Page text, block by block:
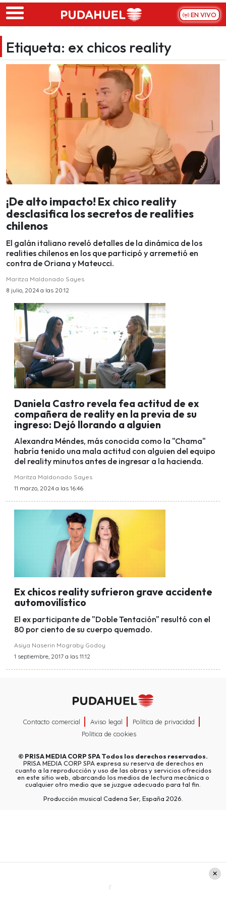
Skip to main content
EN VIVO
Etiqueta: ex chicos reality
¡De alto impacto! Ex chico reality
desclasifica los secretos de realities
chilenos
El galán italiano reveló detalles de la dinámica de los
realities chilenos en los que participó y arremetió en
contra de Oriana y Mateucci.
Maritza Maldonado Sayes
8 julio, 2024 a las 20:12
Daniela Castro revela fea actitud de ex
compañera de reality en la previa de su
ingreso: Dejó llorando a alguien
Alexandra Méndes, más conocida como la "Chama"
habría tenido una mala actitud con alguien del equipo
del reality minutos antes de ingresar a la hacienda.
Maritza Maldonado Sayes
11 marzo, 2024 a las 16:46
Ex chicos reality sufrieron grave accidente
automovilístico
El ex participante de "Doble Tentación" resultó con el
80 por ciento de su cuerpo quemado.
Asiya Naserin Mograby Godoy
1 septiembre, 2017 a las 11:12
Contacto comercial Aviso legal
Política de privacidad
Política de cookies
© PRISA MEDIA CORP SPATodos los derechos reservados.
PRISA MEDIA CORP SPA expresa su reserva de derechos en
cuanto a la reproducción y uso de las obras y servicios ofrecidos
en este sitio web, abarcando los medios de lectura mecánica o
cualquier otro medio que se juzgue adecuado para tal fin.
Producción musical Cadena Ser, España 2026.